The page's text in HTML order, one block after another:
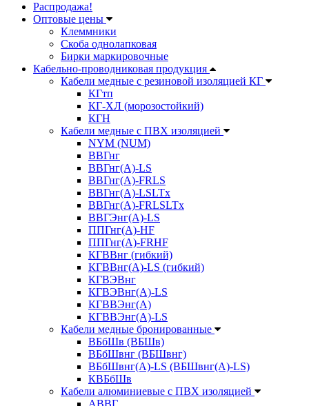
Распродажа!
Оптовые цены
Клеммники
Скоба однолапковая
Бирки маркировочные
Кабельно-проводниковая продукция
Кабели медные с резиновой изоляцией КГ
КГтп
КГ-ХЛ (морозостойкий)
КГН
Кабели медные с ПВХ изоляцией
NYM (NUM)
ВВГнг
ВВГнг(А)-LS
ВВГнг(А)-FRLS
ВВГнг(A)-LSLTx
ВВГнг(A)-FRLSLTx
ВВГЭнг(А)-LS
ППГнг(А)-HF
ППГнг(А)-FRHF
КГВВнг (гибкий)
КГВВнг(А)-LS (гибкий)
КГВЭВнг
КГВЭВнг(А)-LS
КГВВЭнг(А)
КГВВЭнг(А)-LS
Кабели медные бронированные
ВБбШв (ВБШв)
ВБбШвнг (ВБШвнг)
ВБбШвнг(А)-LS (ВБШвнг(А)-LS)
КВБбШв
Кабели алюминиевые с ПВХ изоляцией
АВВГ